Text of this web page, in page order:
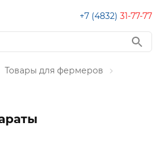
+7 (4832) 31-77-77
Товары для фермеров